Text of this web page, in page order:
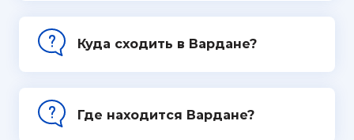
Куда сходить в Вардане?
Где находится Вардане?